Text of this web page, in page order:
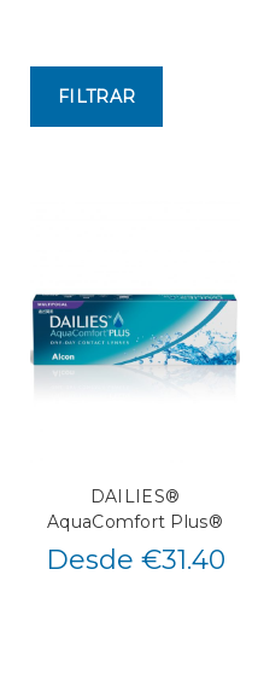
FILTRAR
DAILIES®
AquaComfort Plus®
Desde €31.40